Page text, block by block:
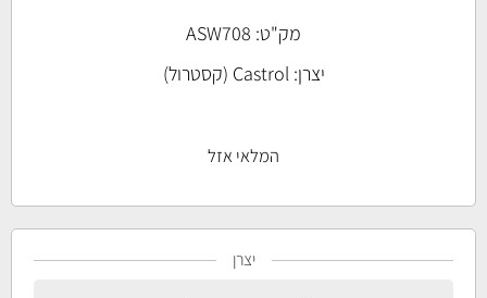
מק"ט: ASW708
יצרן:Castrol (קסטרול)
המלאי אזל
יצרן